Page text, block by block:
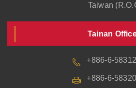
Taiwan
Tainan
+886-6-
+886-6-